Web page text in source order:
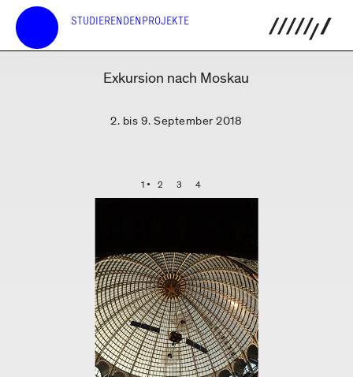
STUDIERENDENPROJEKTE
Exkursion nach Moskau
2. bis 9. September 2018
1 2 3 4